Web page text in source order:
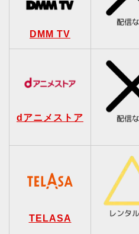
DMM TV
dアニメストア
TELASA